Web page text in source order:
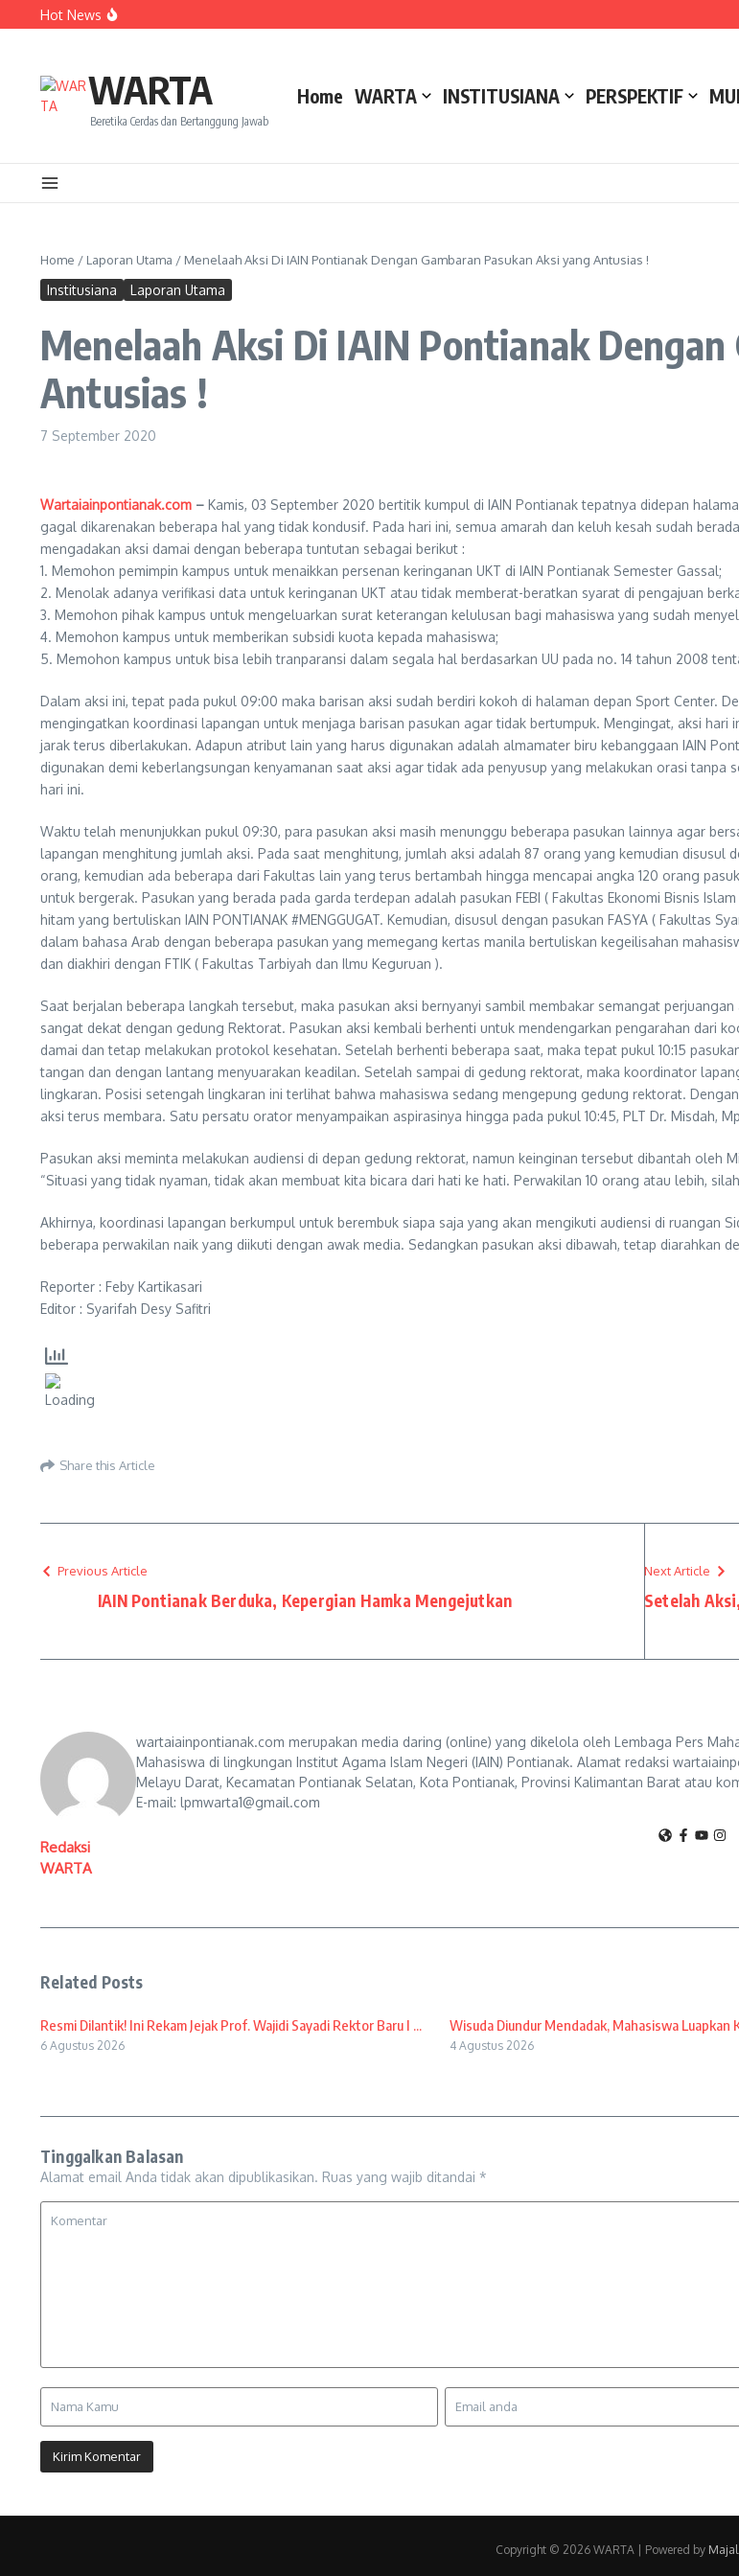
Lewati ke konten
Hot News
Amanah Baru Arskal Salim untuk Kemajuan IAIN Pontianak
WARTA
Beretika Cerdas dan Bertanggung Jawab
Home WARTA INSTITUSIANA PERSPEKTIF
Home / Laporan Utama / Menelaah Aksi Di IAIN Pontianak Dengan Gambaran Pasukan Aksi yang Antusias !
Institusiana Laporan Utama
Menelaah Aksi Di IAIN Pontianak
Antusias !
7 September 2020
Wartaiainpontianak.com – Kamis, 03 September 2020 bertitik kumpul di IAIN Pontianak tepatnya didepan
gagal dikarenakan beberapa hal yang tidak kondusif. Pada hari ini, semua amarah dan keluh kesah sudah
mengadakan aksi damai dengan beberapa tuntutan sebagai berikut :
1. Memohon pemimpin kampus untuk menaikkan persenan keringanan UKT di IAIN Pontianak Semester Gassal;
2. Menolak adanya verifikasi data untuk keringanan UKT atau tidak memberat-beratkan syarat di pengajuan
3. Memohon pihak kampus untuk mengeluarkan surat keterangan kelulusan bagi mahasiswa yang sudah
4. Memohon kampus untuk memberikan subsidi kuota kepada mahasiswa;
5. Memohon kampus untuk bisa lebih tranparansi dalam segala hal berdasarkan UU pada no. 14 tahun 2008
Dalam aksi ini, tepat pada pukul 09:00 maka barisan aksi sudah berdiri kokoh di halaman depan Sport Center.
mengingatkan koordinasi lapangan untuk menjaga barisan pasukan agar tidak bertumpuk. Mengingat, aksi
jarak terus diberlakukan. Adapun atribut lain yang harus digunakan adalah almamater biru kebanggaan IAIN
digunakan demi keberlangsungan kenyamanan saat aksi agar tidak ada penyusup yang melakukan orasi
hari ini.
Waktu telah menunjukkan pukul 09:30, para pasukan aksi masih menunggu beberapa pasukan lainnya agar
lapangan menghitung jumlah aksi. Pada saat menghitung, jumlah aksi adalah 87 orang yang kemudian disusul
orang, kemudian ada beberapa dari Fakultas lain yang terus bertambah hingga mencapai angka 120 orang
untuk bergerak. Pasukan yang berada pada garda terdepan adalah pasukan FEBI ( Fakultas Ekonomi Bisnis
hitam yang bertuliskan IAIN PONTIANAK #MENGGUGAT. Kemudian, disusul dengan pasukan FASYA ( Fakultas
dalam bahasa Arab dengan beberapa pasukan yang memegang kertas manila bertuliskan kegeilisahan
dan diakhiri dengan FTIK ( Fakultas Tarbiyah dan Ilmu Keguruan ).
Saat berjalan beberapa langkah tersebut, maka pasukan aksi bernyanyi sambil membakar semangat
sangat dekat dengan gedung Rektorat. Pasukan aksi kembali berhenti untuk mendengarkan pengarahan dari
damai dan tetap melakukan protokol kesehatan. Setelah berhenti beberapa saat, maka tepat pukul 10:15
tangan dan dengan lantang menyuarakan keadilan. Setelah sampai di gedung rektorat, maka koordinator
lingkaran. Posisi setengah lingkaran ini terlihat bahwa mahasiswa sedang mengepung gedung rektorat.
aksi terus membara. Satu persatu orator menyampaikan aspirasinya hingga pada pukul 10:45, PLT Dr. Misdah,
Pasukan aksi meminta melakukan audiensi di depan gedung rektorat, namun keinginan tersebut dibantah oleh
“Situasi yang tidak nyaman, tidak akan membuat kita bicara dari hati ke hati. Perwakilan 10 orang atau lebih,
Akhirnya, koordinasi lapangan berkumpul untuk berembuk siapa saja yang akan mengikuti audiensi di ruangan
beberapa perwakilan naik yang diikuti dengan awak media. Sedangkan pasukan aksi dibawah, tetap diarahkan
Reporter : Feby Kartikasari
Editor : Syarifah Desy Safitri
Share this Article
Previous Article
IAIN Pontianak Berduka, Kepergian Hamka Mengejutkan
Next Article
Setelah
Redaksi
WARTA
wartaiainpontianak.com merupakan media daring (online) yang dikelola oleh Lembaga Pers
Mahasiswa di lingkungan Institut Agama Islam Negeri (IAIN) Pontianak. Alamat redaksi
Melayu Darat, Kecamatan Pontianak Selatan, Kota Pontianak, Provinsi Kalimantan Barat atau
E-mail: lpmwarta1@gmail.com
Related Posts
Resmi Dilantik! Ini Rekam Jejak Prof. Wajidi Sayadi Rektor Baru I ...
6 Agustus 2026
Wisuda Diundur Mendadak, Mahasiswa Luapkan
4 Agustus 2026
Tinggalkan Balasan
Alamat email Anda tidak akan dipublikasikan. Ruas yang wajib ditandai *
Copyright © 2026 WARTA | Powered by